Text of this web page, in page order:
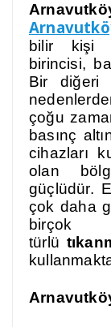
bilir kişi
birincisi,
Bir diğeri
çoğu
basınç
cihazları
olan
güçlüdür.
çok daha
birçok
türlü